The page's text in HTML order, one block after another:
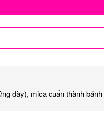
dày), mica quấn thành bánh